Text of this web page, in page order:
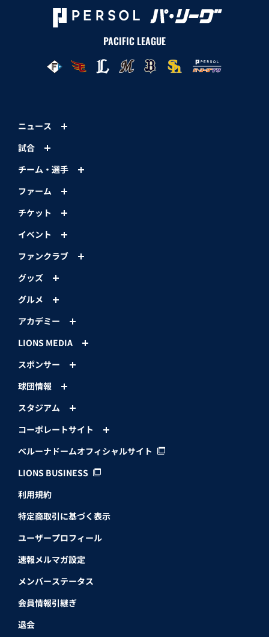
PACIFIC LEAGUE
ニュース
試合
チーム・選手
ファーム
チケット
イベント
ファンクラブ
グッズ
グルメ
アカデミー
LIONS MEDIA
スポンサー
球団情報
スタジアム
コーポレートサイト
ベルーナドームオフィシャルサイト
LIONS BUSINESS
利用規約
特定商取引に基づく表示
ユーザープロフィール
速報メルマガ設定
メンバーステータス
会員情報引継ぎ
退会